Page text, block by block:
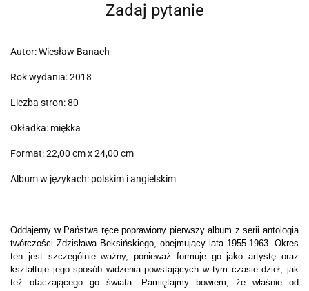
Zadaj pytanie
Autor: Wiesław Banach
Rok wydania: 2018
Liczba stron: 80
Okładka: miękka
Format: 22,00 cm x 24,00 cm
Album w językach: polskim i angielskim
Oddajemy w Państwa ręce poprawiony pierwszy album z serii antologia
twórczości Zdzisława Beksińskiego, obejmujący lata 1955-1963. Okres
ten jest szczególnie ważny, ponieważ formuje go jako artystę oraz
kształtuje jego sposób widzenia powstających w tym czasie dzieł, jak
też otaczającego go świata. Pamiętajmy bowiem, że właśnie od